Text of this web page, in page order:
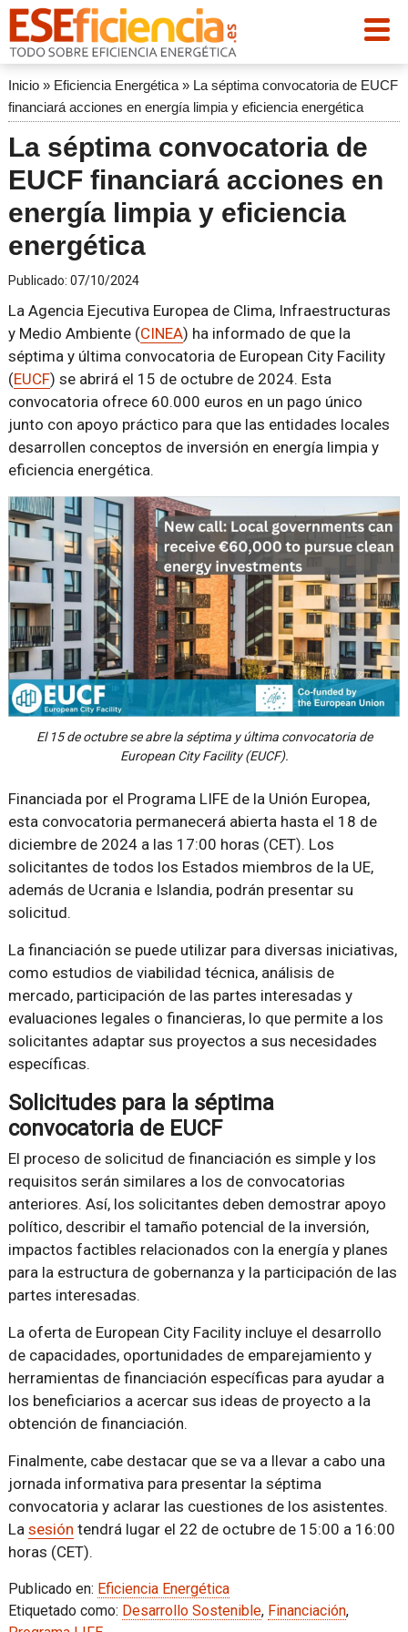
Inicio» Eficiencia Energética» La séptima convocatoria de EUCF
financiará acciones en energía limpia y eficiencia energética
La séptima convocatoria de
EUCF financiará acciones en
energía limpia y eficiencia
energética
Publicado: 07/10/2024
La Agencia Ejecutiva Europea de Clima, Infraestructuras
y Medio Ambiente (CINEA) ha informado de que la
séptima y última convocatoria de European City Facility
(EUCF) se abrirá el 15 de octubre de 2024. Esta
convocatoria ofrece 60.000 euros en un pago único
junto con apoyo práctico para que las entidades locales
desarrollen conceptos de inversión en energía limpia y
eficiencia energética.
El 15 de octubre se abre la séptima y última convocatoria de
European City Facility (EUCF).
Financiada por el Programa LIFE de la Unión Europea,
esta convocatoria permanecerá abierta hasta el 18 de
diciembre de 2024 a las 17:00 horas (CET). Los
solicitantes de todos los Estados miembros de la UE,
además de Ucrania e Islandia, podrán presentar su
solicitud.
La financiación se puede utilizar para diversas iniciativas,
como estudios de viabilidad técnica, análisis de
mercado, participación de las partes interesadas y
evaluaciones legales o financieras, lo que permite a los
solicitantes adaptar sus proyectos a sus necesidades
específicas.
Solicitudes para la séptima
convocatoria de EUCF
El proceso de solicitud de financiación es simple y los
requisitos serán similares a los de convocatorias
anteriores. Así, los solicitantes deben demostrar apoyo
político, describir el tamaño potencial de la inversión,
impactos factibles relacionados con la energía y planes
para la estructura de gobernanza y la participación de las
partes interesadas.
La oferta de European City Facility incluye el desarrollo
de capacidades, oportunidades de emparejamiento y
herramientas de financiación específicas para ayudar a
los beneficiarios a acercar sus ideas de proyecto a la
obtención de financiación.
Finalmente, cabe destacar que se va a llevar a cabo una
jornada informativa para presentar la séptima
convocatoria y aclarar las cuestiones de los asistentes.
La sesión tendrá lugar el 22 de octubre de 15:00 a 16:00
horas (CET).
Publicado en: Eficiencia Energética
Etiquetado como: Desarrollo Sostenible, Financiación,